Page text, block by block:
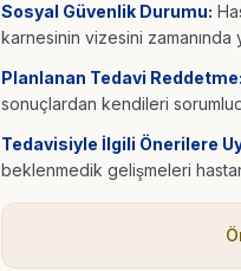
Sosyal Güvenlik Durumu:
karnesinin vizesini zamanında
Planlanan Tedavi Reddetme:
sonuçlardan kendileri
Tedavisiyle İlgili Önerilere
beklenmedik gelişmeleri